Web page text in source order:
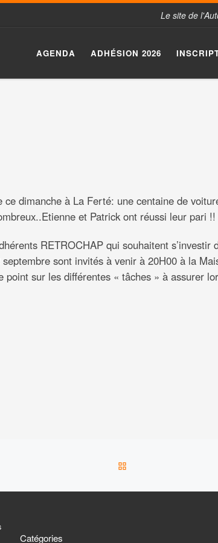
Le site de
AGENDA ADHÉSION 2026
dimanche à La Ferté: une centaine de
et Patrick ont réussi leur pari !!
RETROCHAP qui souhaitent s’investir
sont invités à venir à 20H00 à la
sur les différentes « tâches » à assurer
Catégories